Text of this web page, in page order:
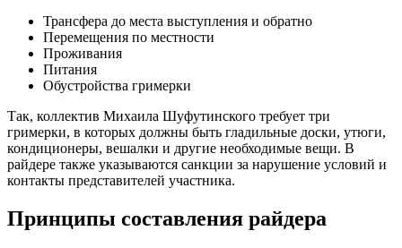
Трансфера до места выступления и обратно
Перемещения по местности
Проживания
Питания
Обустройства гримерки
Так, коллектив Михаила Шуфутинского требует три
гримерки, в которых должны быть гладильные доски, утюги,
кондиционеры, вешалки и другие необходимые вещи. В
райдере также указываются санкции за нарушение условий и
контакты представителей участника.
Принципы составления райдера